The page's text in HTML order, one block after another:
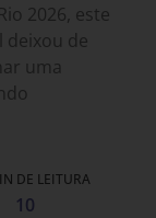
2026, este
deixou de
uma
DE LEITURA
10